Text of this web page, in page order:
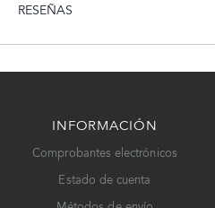
RESEÑAS
INFORMACIÓN
Comprobantes electrónicos
Estado de cuenta